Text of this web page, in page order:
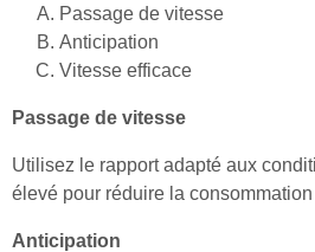
Passage de vitesse
Anticipation
Vitesse efficace
Passage de vitesse
Utilisez le rapport adapté aux
élevé pour réduire la
Anticipation